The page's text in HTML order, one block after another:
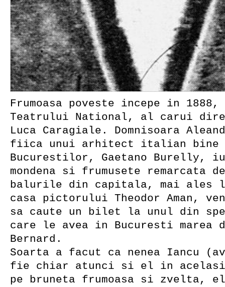
Frumoasa poveste incepe in
Teatrului National, al carui
Luca Caragiale. Domnisoara
fiica unui arhitect italian bine
Bucurestilor, Gaetano Burelly,
mondena si frumusete remarcata
balurile din capitala, mai ales
casa pictorului Theodor Aman,
sa caute un bilet la unul din
care le avea in Bucuresti marea
Bernard.
Soarta a facut ca nenea Iancu
fie chiar atunci si el in acelasi
pe bruneta frumoasa si zvelta,